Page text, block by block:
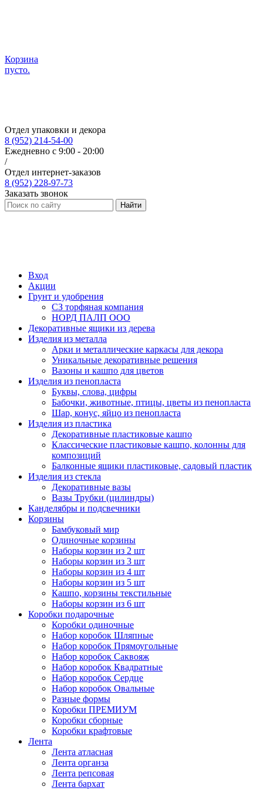
Корзина
пусто.
Отдел упаковки и декора
8 (952) 214-54-00
Ежедневно с 9:00 - 20:00
/
Отдел интернет-заказов
8 (952) 228-97-73
Заказать звонок
Найти
Вход
Акции
Грунт и удобрения
СЗ торфяная компания
НОРД ПАЛП ООО
Декоративные ящики из дерева
Изделия из металла
Арки и металлические каркасы для декора
Уникальные декоративные решения
Вазоны и кашпо для цветов
Изделия из пенопласта
Буквы, слова, цифры
Бабочки, животные, птицы, цветы из пенопласта
Шар, конус, яйцо из пенопласта
Изделия из пластика
Декоративные пластиковые кашпо
Классические пластиковые кашпо, колонны для
композиций
Балконные ящики пластиковые, садовый пластик
Изделия из стекла
Декоративные вазы
Вазы Трубки (цилиндры)
Канделябры и подсвечники
Корзины
Бамбуковый мир
Одиночные корзины
Наборы корзин из 2 шт
Наборы корзин из 3 шт
Наборы корзин из 4 шт
Наборы корзин из 5 шт
Кашпо, корзины текстильные
Наборы корзин из 6 шт
Коробки подарочные
Коробки одиночные
Набор коробок Шляпные
Набор коробок Прямоугольные
Набор коробок Саквояж
Набор коробок Квадратные
Набор коробок Сердце
Набор коробок Овальные
Разные формы
Коробки ПРЕМИУМ
Коробки сборные
Коробки крафтовые
Лента
Лента атласная
Лента органза
Лента репсовая
Лента бархат